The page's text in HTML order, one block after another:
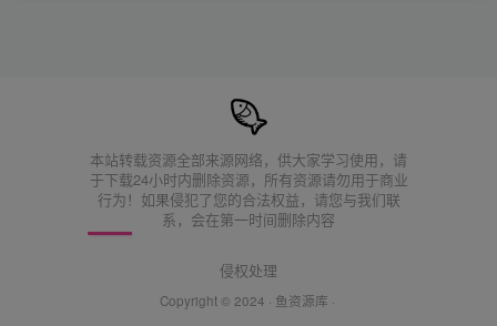
本站转载资源全部来源网络，供大家学习使用，请
于下载24小时内删除资源，所有资源请勿用于商业
行为！如果侵犯了您的合法权益，请您与我们联
系，会在第一时间删除内容
侵权处理
Copyright © 2024 · 鱼资源库 ·